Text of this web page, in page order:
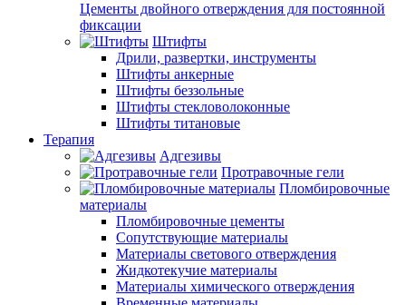
Цементы двойного отверждения для постоянной
фиксации
Штифты
Дрили, развертки, инструменты
Штифты анкерные
Штифты беззольные
Штифты стекловолоконные
Штифты титановые
Терапия
Адгезивы
Протравочные гели
Пломбировочные
материалы
Пломбировочные цементы
Сопутствующие материалы
Материалы светового отверждения
Жидкотекучие материалы
Материалы химического отверждения